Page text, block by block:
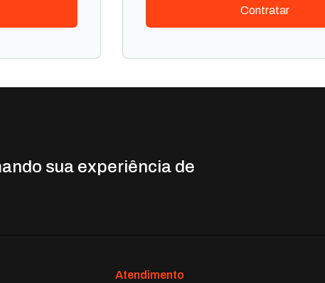
Contratar
sua experiência de
Atendimento